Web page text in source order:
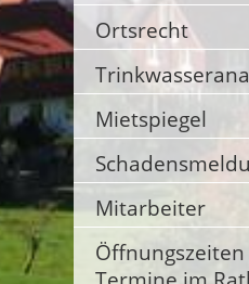
Ortsrecht
Mietspiegel
Mitarbeiter